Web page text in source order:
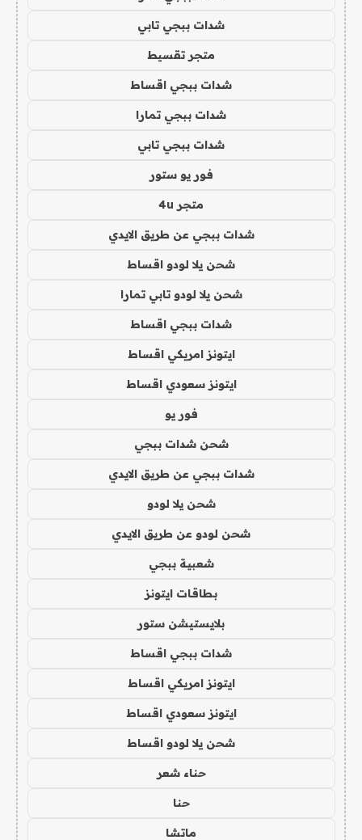
شدات ببجي تابي
متجر تقسيط
شدات ببجي اقساط
شدات ببجي تمارا
شدات ببجي تابي
فور يو ستور
متجر 4u
شدات ببجي عن طريق الايدي
شحن يلا لودو اقساط
شحن يلا لودو تابي تمارا
شدات ببجي اقساط
ايتونز امريكي اقساط
ايتونز سعودي اقساط
فور يو
شحن شدات ببجي
شدات ببجي عن طريق الايدي
شحن يلا لودو
شحن لودو عن طريق الايدي
شعبية ببجي
بطاقات ايتونز
بلايستيشن ستور
شدات ببجي اقساط
ايتونز امريكي اقساط
ايتونز سعودي اقساط
شحن يلا لودو اقساط
حناء شعر
حنا
ماتشا